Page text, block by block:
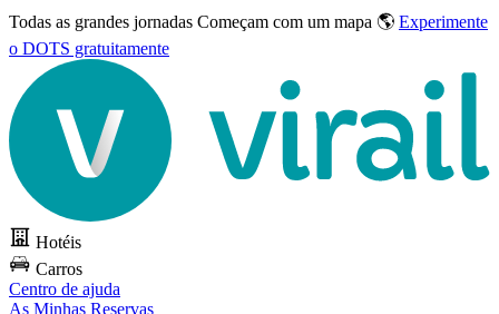
Todas as grandes jornadas Começam com um mapa 🌎 Experimente
o DOTS gratuitamente
Hotéis
Carros
Centro de ajuda
As Minhas Reservas